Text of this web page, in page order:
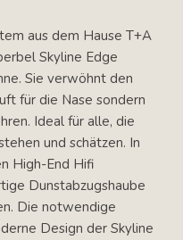
aus dem Hause T+A
Skyline Edge
Sie verwöhnt den
für die Nase sondern
Ideal für alle, die
und schätzen. In
High-End Hifi
Dunstabzugshaube
Die notwendige
Design der Skyline